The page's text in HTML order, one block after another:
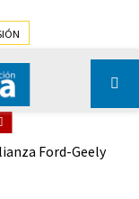
Ford-Geely